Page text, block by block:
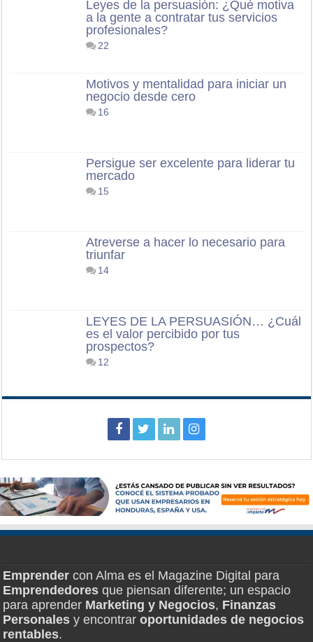
Leyes de la persuasión: ¿Qué motiva
a la gente a contratar tus servicios
profesionales?
22
Motivos y mentalidad para iniciar un
negocio desde cero
16
Persigue ser excelente para liderar tu
mercado
15
Atreverse a hacer lo necesario para
triunfar
14
LEYES DE LA PERSUASIÓN… ¿Cuál
es el valor percibido por tus
prospectos?
12
Emprender con Alma es el Magazine Digital para
Emprendedores que piensan diferente; un espacio
para aprender Marketing y Negocios, Finanzas
Personales y encontraroportunidades de negocios
rentables.